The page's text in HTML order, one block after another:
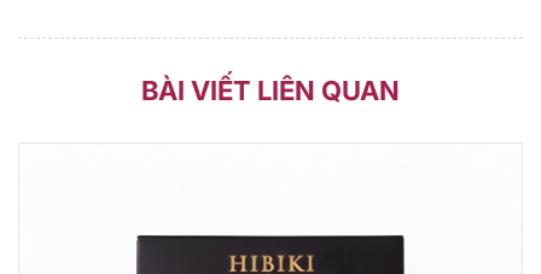
BÀI VIẾT LIÊN QUAN